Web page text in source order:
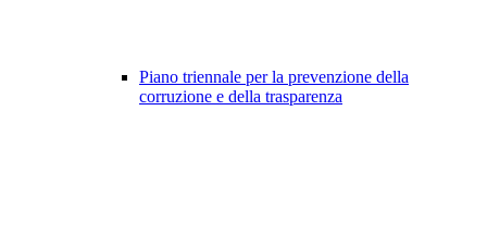
Piano triennale per la prevenzione della
corruzione e della trasparenza